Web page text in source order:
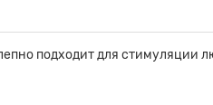
подходит для стимуляции